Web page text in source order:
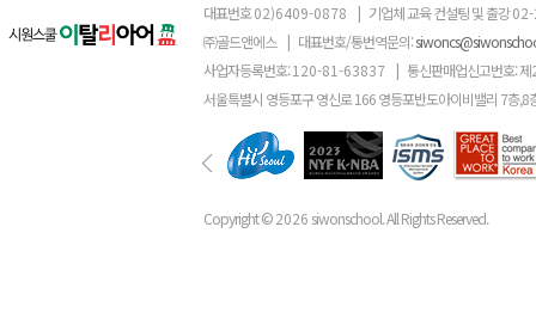
대표번호02)6409-0878 | 기업체 교육 컨설팅 및 출강
㈜골드앤에스 | 대표번호/통번역문의:
사업자등록번호:120-81-63837 | 통신판매업신고번호: 제
서울특별시 영등포구 영신로 166 영등포반도아이비밸리 7층,8
Copyright ©2026 siwonschool. All Rights Reserved.